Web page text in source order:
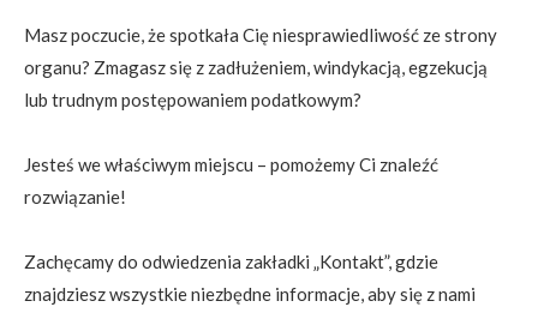
Masz poczucie, że spotkała Cię niesprawiedliwość ze strony
organu? Zmagasz się z zadłużeniem, windykacją, egzekucją
lub trudnym postępowaniem podatkowym?
Jesteś we właściwym miejscu – pomożemy Ci znaleźć
rozwiązanie!
Zachęcamy do odwiedzenia zakładki „Kontakt”, gdzie
znajdziesz wszystkie niezbędne informacje, aby się z nami